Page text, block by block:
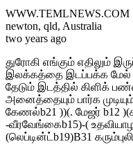
WWW.TEMLNEWS.COM
newton, qld, Australia
two years ago
துரோகி எங்கும் எதிலும்
இலக்கத்தை இடப்பக்க மேல்
தேடும் இடத்தில் கிளிக்
அனைத்தையும் பார்க
கேணல்b21 ))(. மேஜர் b12
-வீரவேங்கைb15)-(
(லெப்டின்ட்b19)B31